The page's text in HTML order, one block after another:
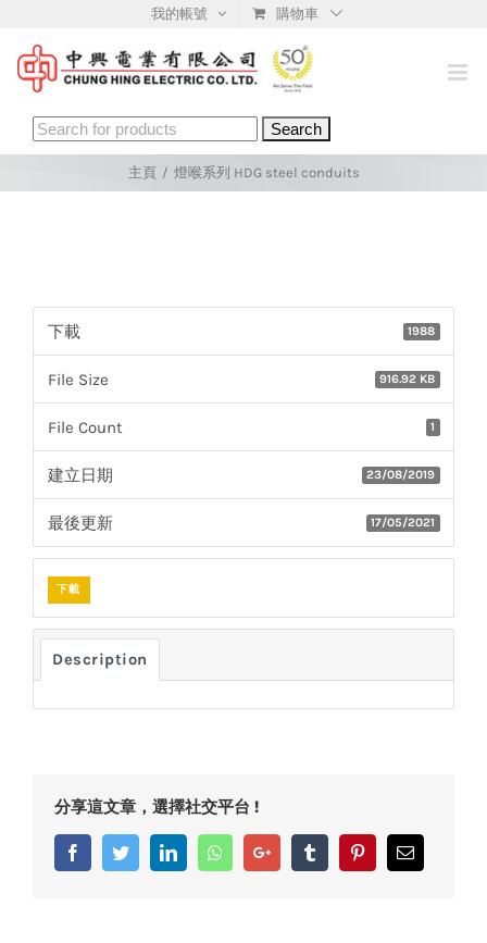
content
我的帳號 購物車
Search
for:
主頁 / 燈喉系列 HDG steel conduits
下載 1988
File Size 916.92 KB
File Count 1
建立日期 23/08/2019
最後更新 17/05/2021
下載
Description
分享這文章，選擇社交平台 !
FacebookTwitterLinkedInWhatsappGoogle+ Tumblr PinterestEmail